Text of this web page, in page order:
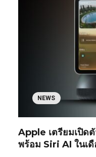
NEWS
Apple เตรียมเปิด
พร้อม Siri AI ในเ